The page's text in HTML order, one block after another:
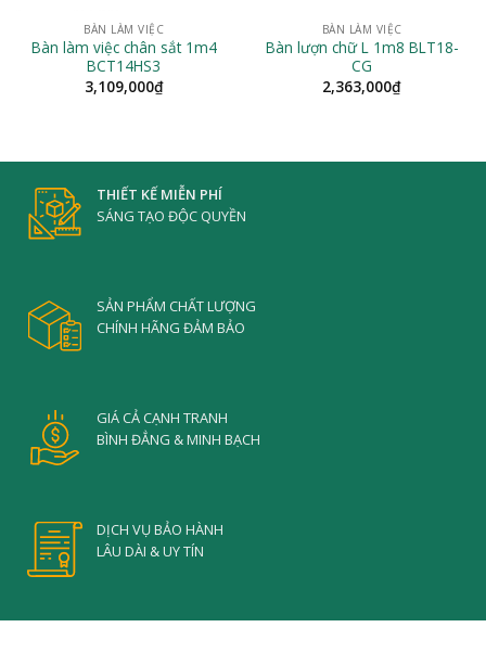
BÀN LÀM VIỆC
Bàn làm việc chân sắt 1m4
BCT14HS3
3,109,000₫
BÀN LÀM VIỆC
Bàn lượn chữ L 1m8 BLT18-
CG
2,363,000₫
THIẾT KẾ MIỄN PHÍ
SÁNG TẠO ĐỘC QUYỀN
SẢN PHẨM CHẤT LƯỢNG
CHÍNH HÃNG ĐẢM BẢO
GIÁ CẢ CẠNH TRANH
BÌNH ĐẲNG & MINH BẠCH
DỊCH VỤ BẢO HÀNH
LÂU DÀI & UY TÍN